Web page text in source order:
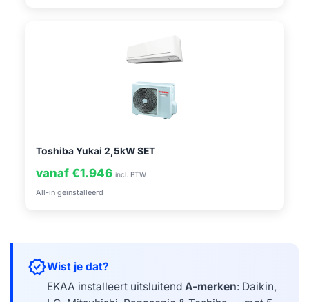
Toshiba Yukai 2,5kW SET
vanaf €1.946 incl. BTW
All-in geïnstalleerd
verifiedWist je dat?
EKAA installeert uitsluitendA-merken: Daikin,